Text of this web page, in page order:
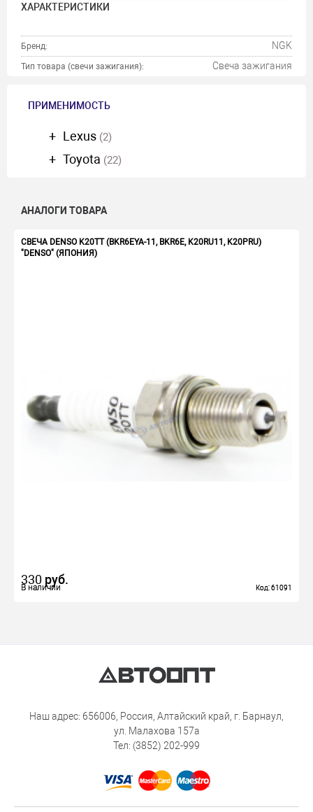
ХАРАКТЕРИСТИКИ
Бренд: NGK
Тип товара (свечи зажигания): Свеча зажигания
ПРИМЕНИМОСТЬ
Lexus (2)
Toyota (22)
АНАЛОГИ ТОВАРА
СВЕЧА DENSO K20TT (BKR6EYA-11, BKR6E, K20RU11, K20PRU)
"DENSO" (ЯПОНИЯ)
В наличии Код: 61091
330 руб.
В наличии Код: 61091
Наш адрес: 656006, Россия, Алтайский край, г. Барнаул,
ул. Малахова 157а
Тел: (3852) 202-999